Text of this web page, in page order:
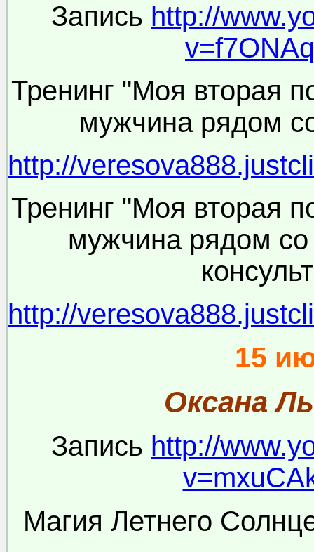
Запись http://
Тренинг "Моя вторая
мужчина рядом
http://
Тренинг "Моя вторая
мужчина рядом
http://
15
Оксана
Запись http://
Магия Летнего